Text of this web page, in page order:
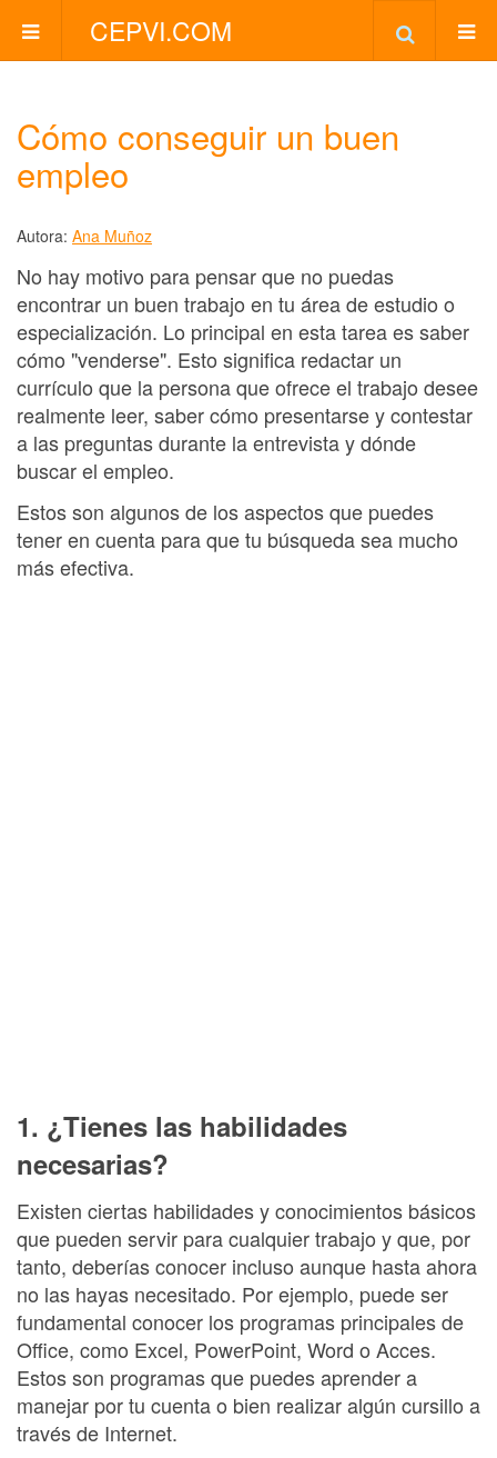
CEPVI.COM
Cómo conseguir un buen
empleo
Autora: Ana Muñoz
No hay motivo para pensar que no puedas
encontrar un buen trabajo en tu área de estudio o
especialización. Lo principal en esta tarea es saber
cómo "venderse". Esto significa redactar un
currículo que la persona que ofrece el trabajo desee
realmente leer, saber cómo presentarse y contestar
a las preguntas durante la entrevista y dónde
buscar el empleo.
Estos son algunos de los aspectos que puedes
tener en cuenta para que tu búsqueda sea mucho
más efectiva.
1. ¿Tienes las habilidades
necesarias?
Existen ciertas habilidades y conocimientos básicos
que pueden servir para cualquier trabajo y que, por
tanto, deberías conocer incluso aunque hasta ahora
no las hayas necesitado. Por ejemplo, puede ser
fundamental conocer los programas principales de
Office, como Excel, PowerPoint, Word o Acces.
Estos son programas que puedes aprender a
manejar por tu cuenta o bien realizar algún cursillo a
través de Internet.